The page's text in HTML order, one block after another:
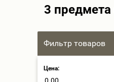
3
Фильтр товаров
Цена: